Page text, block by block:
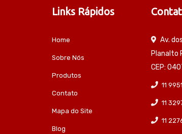
Links Rápidos
Home
Sobre Nós
Produtos
Contato
Mapa do Site
Blog
Av.
Planalto
CEP:
11
11
11